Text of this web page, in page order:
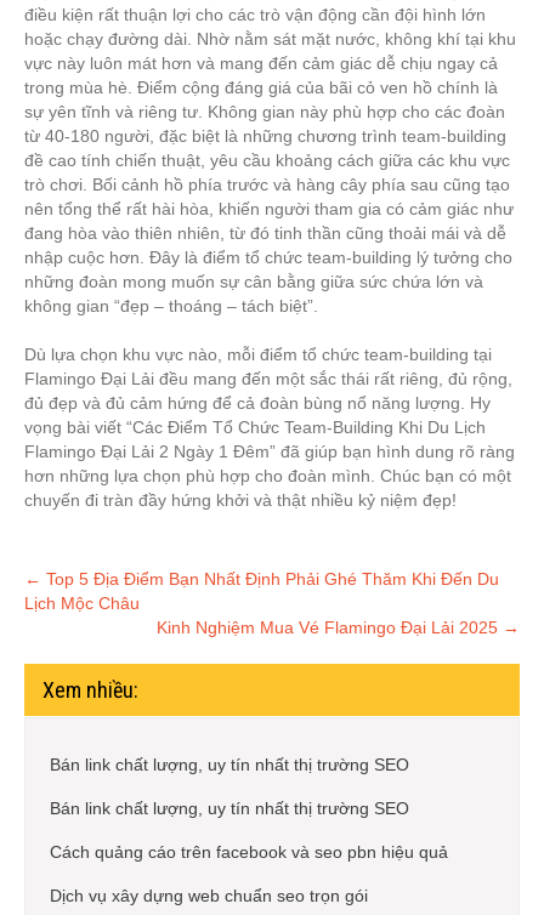
điều kiện rất thuận lợi cho các trò vận động cần đội hình lớn
hoặc chạy đường dài. Nhờ nằm sát mặt nước, không khí tại khu
vực này luôn mát hơn và mang đến cảm giác dễ chịu ngay cả
trong mùa hè. Điểm cộng đáng giá của bãi cỏ ven hồ chính là
sự yên tĩnh và riêng tư. Không gian này phù hợp cho các đoàn
từ 40-180 người, đặc biệt là những chương trình team-building
đề cao tính chiến thuật, yêu cầu khoảng cách giữa các khu vực
trò chơi. Bối cảnh hồ phía trước và hàng cây phía sau cũng tạo
nên tổng thể rất hài hòa, khiến người tham gia có cảm giác như
đang hòa vào thiên nhiên, từ đó tinh thần cũng thoải mái và dễ
nhập cuộc hơn. Đây là điểm tổ chức team-building lý tưởng cho
những đoàn mong muốn sự cân bằng giữa sức chứa lớn và
không gian “đẹp – thoáng – tách biệt”.
Dù lựa chọn khu vực nào, mỗi điểm tổ chức team-building tại
Flamingo Đại Lải đều mang đến một sắc thái rất riêng, đủ rộng,
đủ đẹp và đủ cảm hứng để cả đoàn bùng nổ năng lượng. Hy
vọng bài viết “Các Điểm Tổ Chức Team-Building Khi Du Lịch
Flamingo Đại Lải 2 Ngày 1 Đêm” đã giúp bạn hình dung rõ ràng
hơn những lựa chọn phù hợp cho đoàn mình. Chúc bạn có một
chuyến đi tràn đầy hứng khởi và thật nhiều kỷ niệm đẹp!
Post
navigation
← Top 5 Địa Điểm Bạn Nhất Định Phải Ghé Thăm Khi Đến Du
Lịch Mộc Châu
Kinh Nghiệm Mua Vé Flamingo Đại Lải 2025 →
Xem nhiều:
Bán link chất lượng, uy tín nhất thị trường SEO
Bán link chất lượng, uy tín nhất thị trường SEO
Cách quảng cáo trên facebook và seo pbn hiệu quả
Dịch vụ xây dựng web chuẩn seo trọn gói